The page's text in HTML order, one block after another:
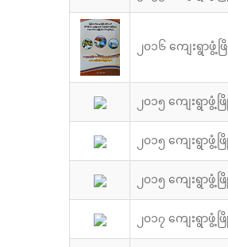
၂၀၁၆ ကျေးရွာ
၂၀၁၅ ကျေးရွာဖွံ့
၂၀၁၅ ကျေးရွာဖွံ့
၂၀၁၅ ကျေးရွာဖွံ့
၂၀၁၇ ကျေးရွာဖွံ့